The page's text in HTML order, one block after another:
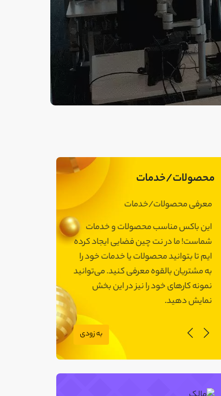
محصولات/خدمات
معرفی محصولات/خدمات
این باکس مناسب محصولات و خدمات
شماست! ما در نت چین فضایی ایجاد کرده
ایم تا بتوانید محصولات یا خدمات خود را
به مشتریان بالقوه معرفی کنید. می‌توانید
نمونه کارهای خود را نیز در این بخش
نمایش دهید.
شماست! ما در
نمونه کارهای
نمایش دهید.
به زودی